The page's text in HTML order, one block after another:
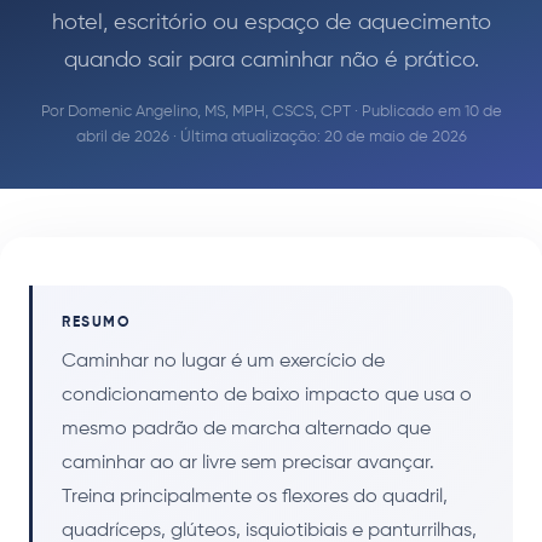
Calculadoras
hotel, escritório ou espaço de aquecimento
quando sair para caminhar não é prático.
Por Domenic Angelino, MS, MPH, CSCS, CPT· Publicado em 10 de
abril de 2026 · Última atualização: 20 de maio de 2026
RESUMO
Caminhar no lugar é um exercício de
condicionamento de baixo impacto que usa o
mesmo padrão de marcha alternado que
caminhar ao ar livre sem precisar avançar.
Treina principalmente os flexores do quadril,
quadríceps, glúteos, isquiotibiais e panturrilhas,